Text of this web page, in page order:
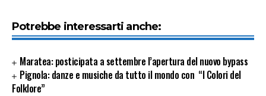
Potrebbe interessarti anche:
Maratea: posticipata a settembre l’apertura del nuovo bypass
Pignola: danze e musiche da tutto il mondo con “I Colori del
Folklore”